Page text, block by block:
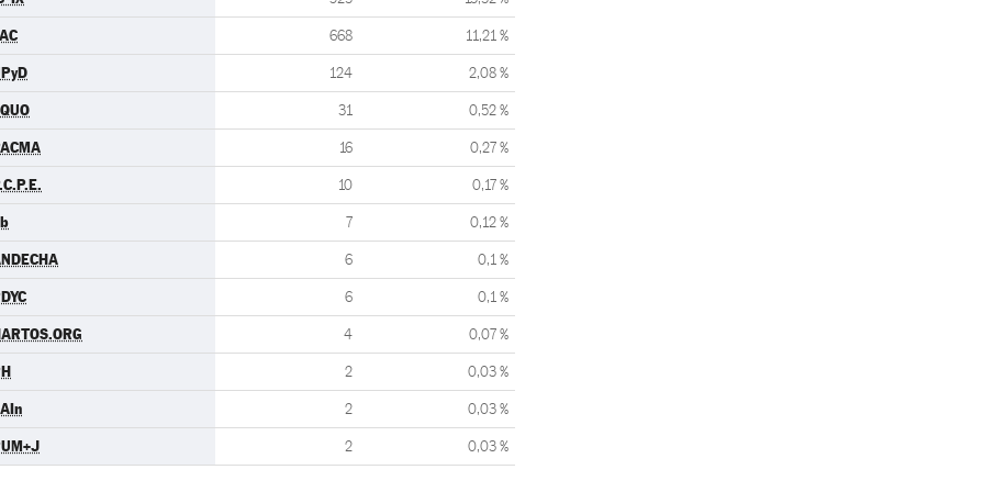
668 11,21 %
124 2,08 %
31 0,52 %
16 0,27 %
10 0,17 %
7 0,12 %
6 0,1 %
6 0,1 %
4 0,07 %
2 0,03 %
2 0,03 %
2 0,03 %